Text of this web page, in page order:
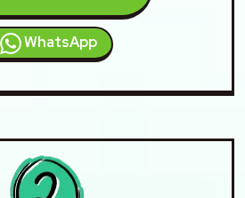
WhatsApp